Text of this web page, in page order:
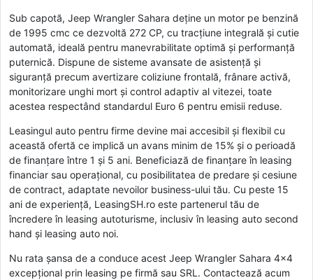
Sub capotă, Jeep Wrangler Sahara deține un motor pe benzină
de 1995 cmc ce dezvoltă 272 CP, cu tracțiune integrală și cutie
automată, ideală pentru manevrabilitate optimă și performanță
puternică. Dispune de sisteme avansate de asistență și
siguranță precum avertizare coliziune frontală, frânare activă,
monitorizare unghi mort și control adaptiv al vitezei, toate
acestea respectând standardul Euro 6 pentru emisii reduse.
Leasingul auto pentru firme devine mai accesibil și flexibil cu
această ofertă ce implică un avans minim de 15% și o perioadă
de finanțare între 1 și 5 ani. Beneficiază de finanțare în leasing
financiar sau operațional, cu posibilitatea de predare și cesiune
de contract, adaptate nevoilor business-ului tău. Cu peste 15
ani de experiență, LeasingSH.ro este partenerul tău de
încredere în leasing autoturisme, inclusiv în leasing auto second
hand și leasing auto noi.
Nu rata șansa de a conduce acest Jeep Wrangler Sahara 4x4
excepțional prin leasing pe firmă sau SRL. Contactează acum